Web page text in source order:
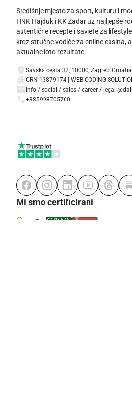
Središnje mjesto za sport, kulturu i
HNK Hajduk i KK Zadar uz najljepše
autentične recepte i savjete za
kroz stručne vodiče za online casina,
aktualne loto rezultate.
Savska cesta 32, 10000, Zagreb, Croatia
CRN 13879174 | WEB CODING
info / social / sales / career / legal
+385998705760
Mi smo certificirani